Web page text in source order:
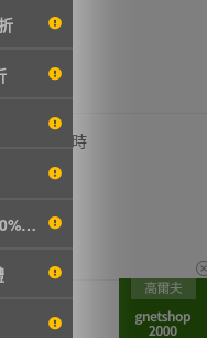
折
10 時